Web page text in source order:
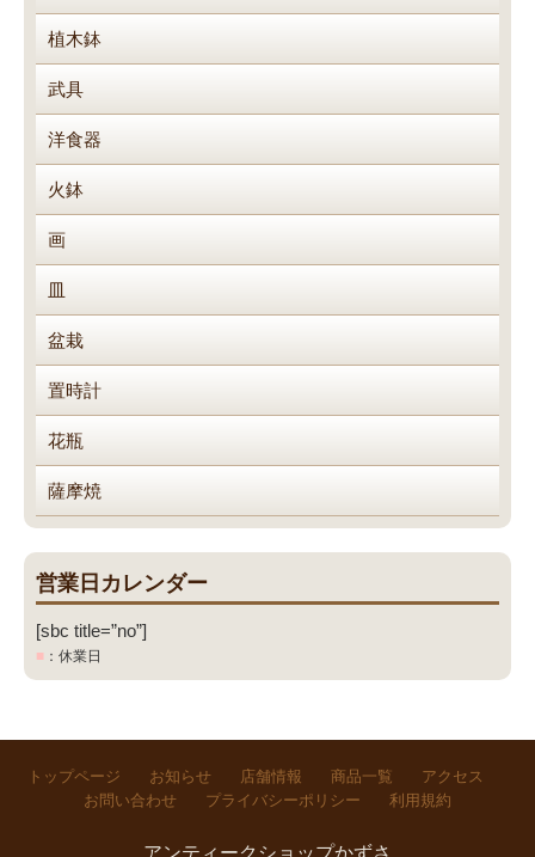
植木鉢
武具
洋食器
火鉢
画
皿
盆栽
置時計
花瓶
薩摩焼
営業日カレンダー
[sbc title=”no”]
■ ：休業日
トップページ お知らせ 店舗情報 商品一覧
アクセス
お問い合わせ
プライバシーポリシー 利用規約